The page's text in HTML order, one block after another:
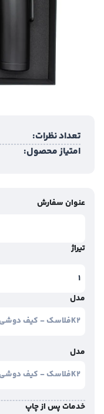
تعداد نظرات:
امتیاز محصول:
عنوان سفارش
تیراژ
مدل
مدل
خدمات پس از چاپ